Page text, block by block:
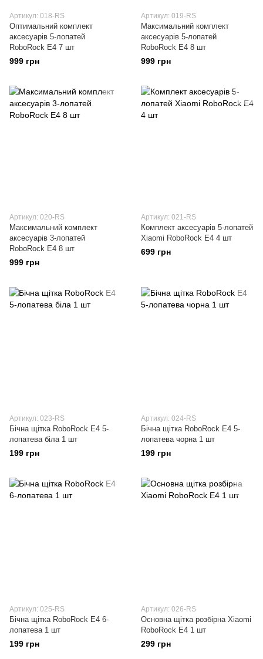
Артикул: 018-RS
Оптимальний комплект
аксесуарів 5-лопатей
RoboRock E4 7 шт
999 грн
Артикул: 019-RS
Максимальний комплект
аксесуарів 5-лопатей
RoboRock E4 8 шт
999 грн
Артикул: 020-RS
Максимальний комплект
аксесуарів 3-лопатей
RoboRock E4 8 шт
999 грн
Артикул: 021-RS
Комплект аксесуарів 5-лопатей
Xiaomi RoboRock E4 4 шт
699 грн
Артикул: 023-RS
Бічна щітка RoboRock E4 5-
лопатева біла 1 шт
199 грн
Артикул: 024-RS
Бічна щітка RoboRock E4 5-
лопатева чорна 1 шт
199 грн
Артикул: 025-RS
Бічна щітка RoboRock E4 6-
лопатева 1 шт
199 грн
Артикул: 026-RS
Основна щітка розбірна Xiaomi
RoboRock E4 1 шт
299 грн